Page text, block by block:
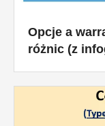
Opcje a
różnic (z